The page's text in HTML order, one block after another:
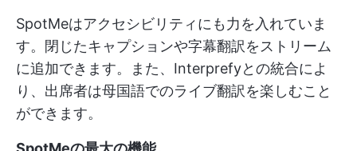
SpotMeはアクセシビリティにも力を入れていま
す。閉じたキャプションや字幕翻訳をストリーム
に追加できます。また、Interprefyとの統合によ
り、出席者は母国語でのライブ翻訳を楽しむこと
ができます。